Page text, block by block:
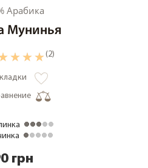
Арабика
Мунинья
(2)
грн